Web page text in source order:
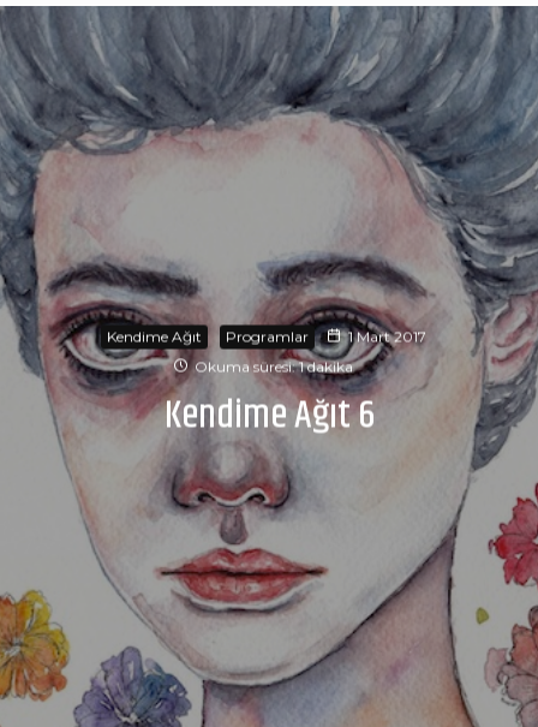
Kendime Ağıt Programlar
1 Mart 2017
Okuma süresi: 1 dakika
Kendime Ağıt 6